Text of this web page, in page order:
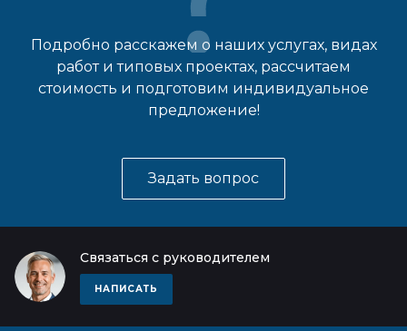
Подробно расскажем о наших услугах, видах
работ и типовых проектах, рассчитаем
стоимость и подготовим индивидуальное
предложение!
Задать вопрос
Связаться с руководителем
НАПИСАТЬ